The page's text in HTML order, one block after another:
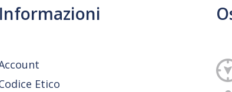
Informazioni
Etico